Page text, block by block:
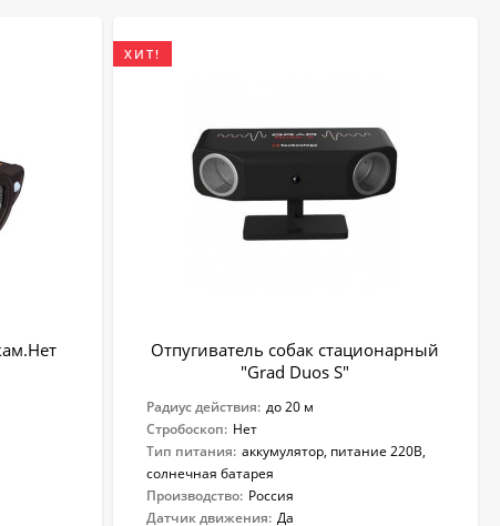
ХИТ!
Отпугиватель собак стационарный
"Grad Duos S"
Радиус действия: до 20 м
Стробоскоп: Нет
Тип питания: аккумулятор, питание 220В,
солнечная батарея
Производство: Россия
Датчик движения: Да